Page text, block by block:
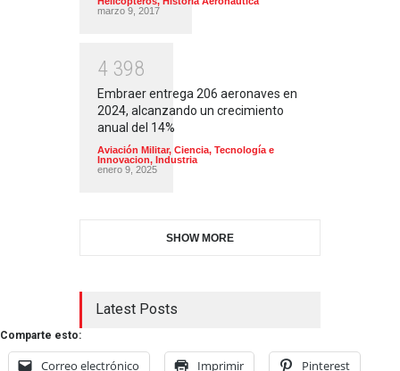
marzo 9, 2017
4 398
Embraer entrega 206 aeronaves en
2024, alcanzando un crecimiento
anual del 14%
Aviación Militar, Ciencia, Tecnología e
Innovacion, Industria
enero 9, 2025
SHOW MORE
Latest Posts
Comparte esto:
Correo electrónico Imprimir Pinterest